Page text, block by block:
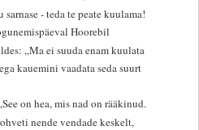
- teda te peate kuulama!
Hoorebil
„Ma ei suuda enam kuulata
kauemini vaadata seda suurt
on hea, mis nad on rääkinud.
nende vendade keskelt,